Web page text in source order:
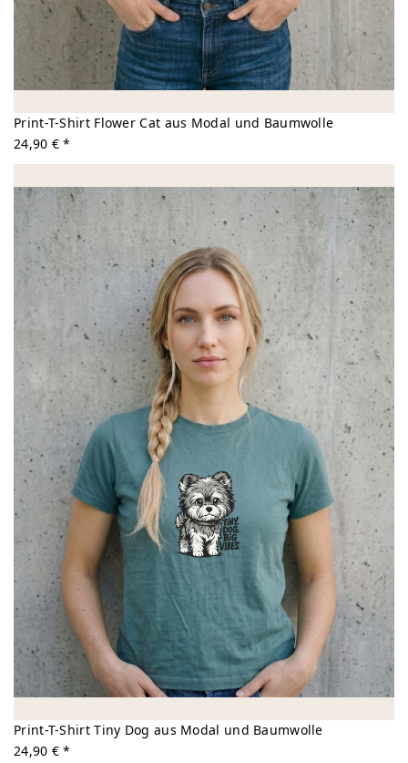
Print-T-Shirt Flower Cat aus Modal und Baumwolle
24,90 € *
Print-T-Shirt Tiny Dog aus Modal und Baumwolle
24,90 € *